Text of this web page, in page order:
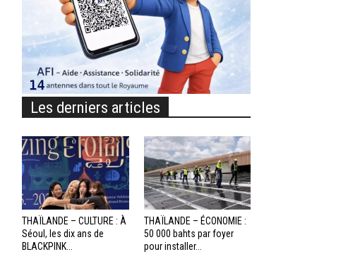
Les derniers articles
THAÏLANDE – CULTURE : À
Séoul, les dix ans de
BLACKPINK...
THAÏLANDE – ÉCONOMIE :
50 000 bahts par foyer
pour installer...